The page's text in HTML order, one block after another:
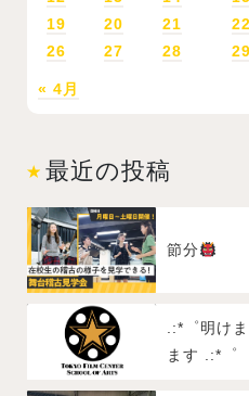
« 4月
19
20 21 22
26
27 28 29
最近の投稿
節分
.:*゜明け
ます .:*゜